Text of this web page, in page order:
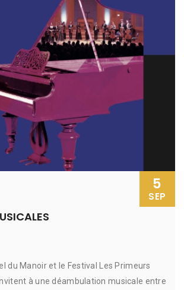
5
SEP
du Manoir et le Festival Les Primeurs
à une déambulation musicale entre